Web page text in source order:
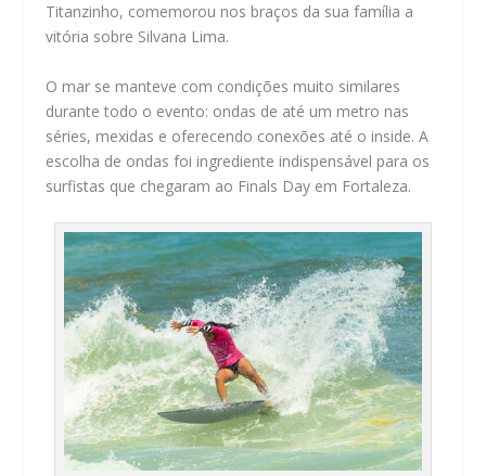
Titanzinho, comemorou nos braços da sua família a
vitória sobre Silvana Lima.
O mar se manteve com condições muito similares
durante todo o evento: ondas de até um metro nas
séries, mexidas e oferecendo conexões até o inside. A
escolha de ondas foi ingrediente indispensável para os
surfistas que chegaram ao Finals Day em Fortaleza.